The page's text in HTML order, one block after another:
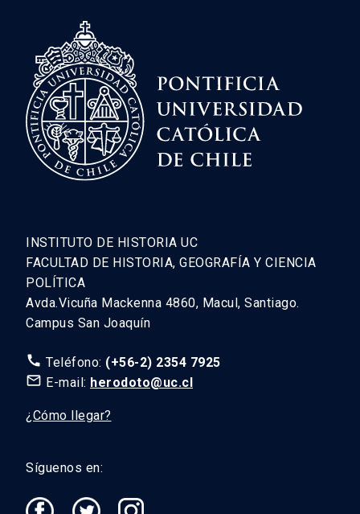
INSTITUTO DE HISTORIA UC
FACULTAD DE HISTORIA, GEOGRAFÍA Y CIENCIA
POLÍTICA
Avda.Vicuña Mackenna 4860, Macul, Santiago.
Campus San Joaquín
call Teléfono: (+56-2) 2354 7925
mail_outline E-mail: herodoto@uc.cl
¿Cómo llegar?
Síguenos en: